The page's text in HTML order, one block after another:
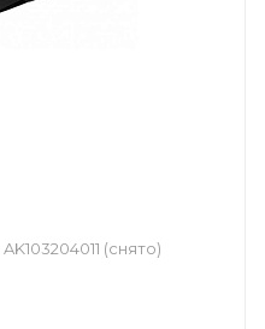
AK103204011 (снято)